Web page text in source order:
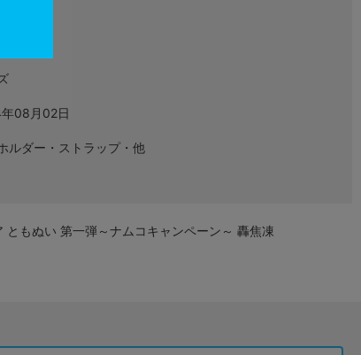
08月02日
ルダー・ストラップ・他
もぬい 第一弾～ナムコキャンペーン～ 轟焦凍